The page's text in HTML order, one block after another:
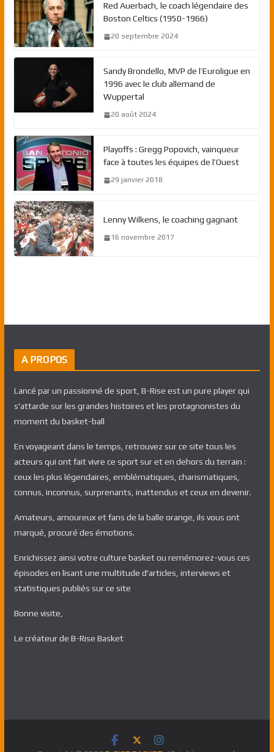
Red Auerbach, le coach légendaire des
Boston Celtics (1950-1966)
20 septembre 2024
Sandy Brondello, MVP de l’Euroligue en
1996 avec le club allemand de
Wuppertal
20 août 2024
Playoffs : Gregg Popovich, vainqueur
face à toutes les équipes de l’Ouest
29 janvier 2018
Lenny Wilkens, le coaching gagnant
16 novembre 2017
A PROPOS
Lancé par un passionné de sport, B-Rise est un pure player qui
s'attarde sur les grandes histoires et les protagnonistes du
moment du basket-ball
En voyageant dans le temps, retrouvez sur ce site tous les
acteurs qui ont fait vivre ce sport sur et en dehors du terrain :
ceux les plus légendaires, emblématiques, charismatiques,
connus, inconnus, surprenants, inattendus et ceux en devenir.
Amateurs, amoureux et fans de la balle orange, ils vous ont
marqué, procuré des émotions.
Enrichissez ainsi votre culture basket ou remémorez-vous ces
épisodes en lisant une multitude d'articles, interviews et
statistiques publiés sur ce site
Bonne visite,
Le créateur de B-Rise Basket